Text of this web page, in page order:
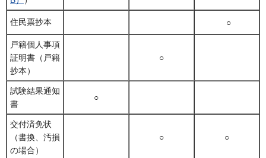
住民票抄本 ○
戸籍個人事項
証明書（戸籍
抄本）
○
試験結果通知
書
○
交付済免状
（書換、汚損
の場合）
○ ○